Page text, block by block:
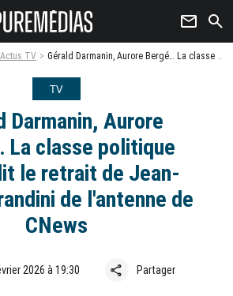
newsletter search
Actus TV Gérald Darmanin, Aurore Bergé… La classe politique applaudit le retrait de Jean-Marc Morandini de l'antenne de CNews
TV
Darmanin, Aurore
La classe politique
le retrait de Jean-
de l'antenne de
CNews
2026 à 19:30 share Partager